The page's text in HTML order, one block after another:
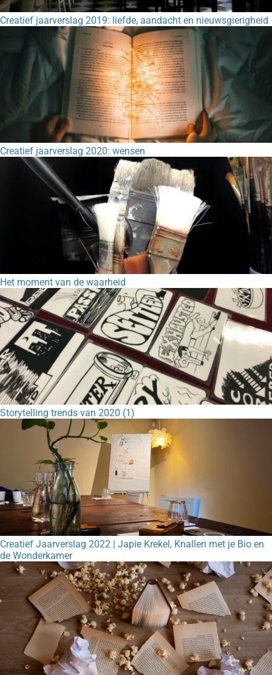
Creatief jaarverslag 2019: liefde, aandacht en nieuwsgierigheid
Creatief jaarverslag 2020: wensen
Het moment van de waarheid
Storytelling trends van 2020 (1)
Creatief Jaarverslag 2022 | Japie Krekel, Knallen met je Bio en
de Wonderkamer